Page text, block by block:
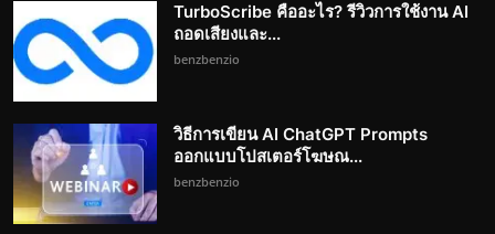
TurboScribe คืออะไร? รีวิวการใช้งาน AI
ถอดเสียงและ...
benzbenzio
วิธีการเขียน AI ChatGPT Prompts
ออกแบบโปสเตอร์โฆษณ...
benzbenzio